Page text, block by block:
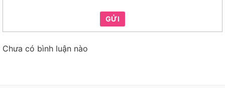
GỬI
Chưa có bình luận nào